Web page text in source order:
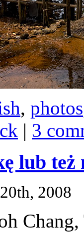
, photos
| 3
lub też
2008